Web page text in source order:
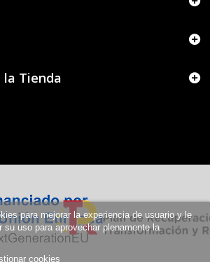
para mejorar la experiencia de usuario y le
su uso para aprovechar plenamente la
cookies
Tienda